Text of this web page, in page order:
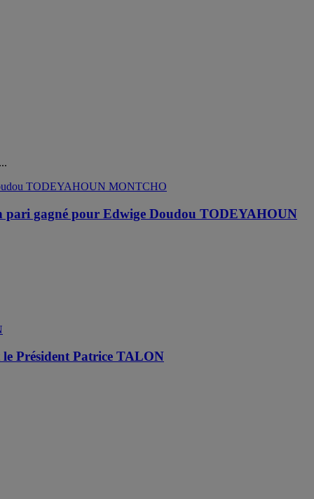
pari gagné pour Edwige Doudou TODEYAHOUN
le Président Patrice TALON